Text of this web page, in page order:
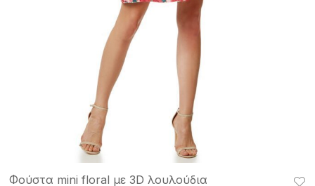
Φούστα mini floral με 3D λουλούδια